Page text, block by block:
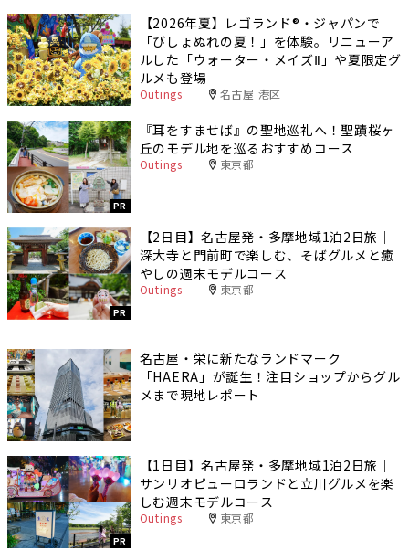
【2026年夏】レゴランド®・ジャパンで
「びしょぬれの夏！」を体験。リニューア
ルした「ウォーター・メイズⅡ」や夏限定グ
ルメも登場
Outings 名古屋 港区
PR
『耳をすませば』の聖地巡礼へ！聖蹟桜ヶ
丘のモデル地を巡るおすすめコース
Outings 東京都
PR
【2日目】名古屋発・多摩地域1泊2日旅｜
深大寺と門前町で楽しむ、そばグルメと癒
やしの週末モデルコース
Outings 東京都
名古屋・栄に新たなランドマーク
「HAERA」が誕生！注目ショップからグル
メまで現地レポート
PR
【1日目】名古屋発・多摩地域1泊2日旅｜
サンリオピューロランドと立川グルメを楽
しむ週末モデルコース
Outings 東京都